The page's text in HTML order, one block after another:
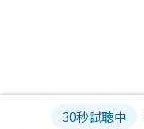
30秒試聴中